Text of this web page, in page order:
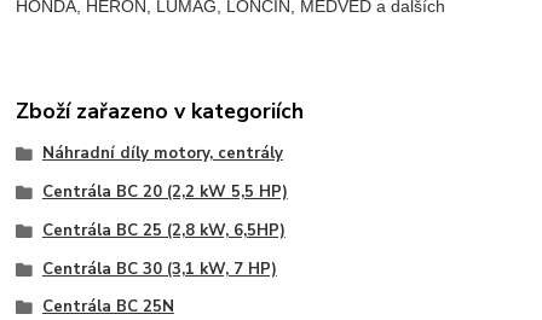
HONDA, HERON, LUMAG, LONCIN, MEDVED a dalších
Zboží zařazeno v kategoriích
Náhradní díly motory, centrály
Centrála BC 20 (2,2 kW 5,5 HP)
Centrála BC 25 (2,8 kW, 6,5HP)
Centrála BC 30 (3,1 kW, 7 HP)
Centrála BC 25N